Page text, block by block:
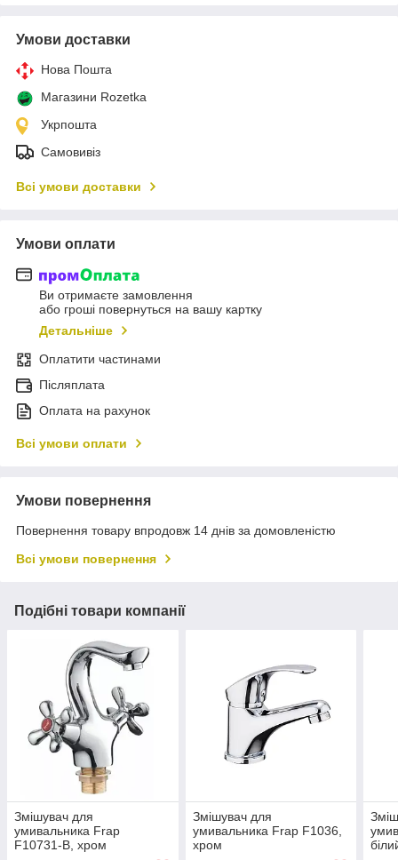
Умови доставки
Нова Пошта
Магазини Rozetka
Укрпошта
Самовивіз
Всі умови доставки
Умови оплати
Ви отримаєте замовлення
або гроші повернуться на вашу картку
Детальніше
Оплатити частинами
Післяплата
Оплата на рахунок
Всі умови оплати
Умови повернення
Повернення товару впродовж 14 днів за домовленістю
Всі умови повернення
Подібні товари компанії
Змішувач для
умивальника Frap
F10731-B, хром
Змішувач для
умивальника Frap F1036,
хром